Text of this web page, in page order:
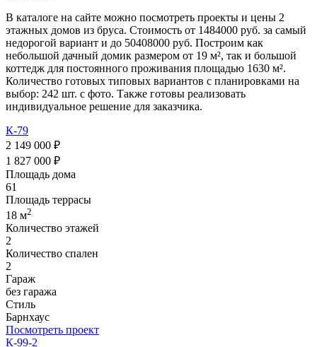
В каталоге на сайте можно посмотреть проекты и цены 2
этажных домов из бруса. Стоимость от 1484000 руб. за самый
недорогой вариант и до 50408000 руб. Построим как
небольшой дачный домик размером от 19 м², так и большой
коттедж для постоянного проживания площадью 1630 м².
Количество готовых типовых вариантов с планировками на
выбор: 242 шт. с фото. Также готовы реализовать
индивидуальное решение для заказчика.
К-79
2 149 000 ₽
1 827 000 ₽
Площадь дома
61
Площадь террасы
18 м2
Количество этажей
2
Количество спален
2
Гараж
без гаража
Стиль
Барнхаус
Посмотреть проект
К-99-2